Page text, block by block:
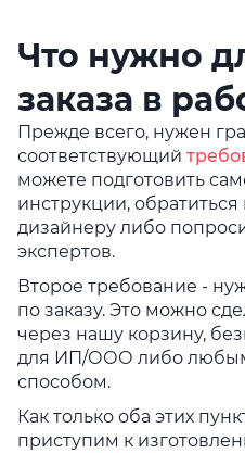
Что нужно
заказа в
Прежде всего, нужен
соответствующий
можете подготовить
инструкции,
дизайнеру либо
экспертов.
Второе требование -
по заказу. Это можно
через нашу корзину,
для ИП/ООО либо
способом.
Как только оба этих
приступим к